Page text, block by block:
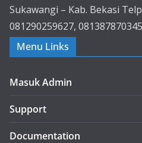
Sukawangi – Kab. Bekasi
081290259627,
Menu Links
Masuk Admin
Support
Documentation